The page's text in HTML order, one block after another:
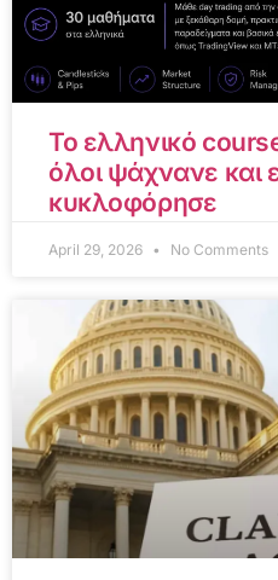
Το ελληνικό
όλοι ψάχνανε και
κυκλοφόρησε
April 29, 2026 No Comments